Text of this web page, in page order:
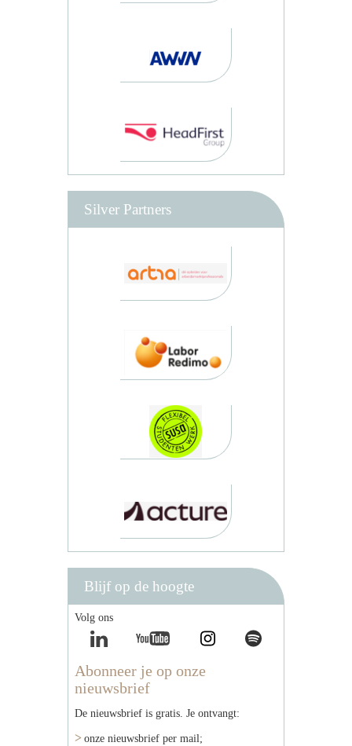
Silver Partners
Blijf op de hoogte
Volg ons
Abonneer je op onze
nieuwsbrief
De nieuwsbrief is gratis. Je ontvangt:
onze nieuwsbrief per mail;